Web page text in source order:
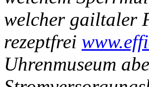
welcher gailtaler
rezeptfrei
Uhrenmuseum